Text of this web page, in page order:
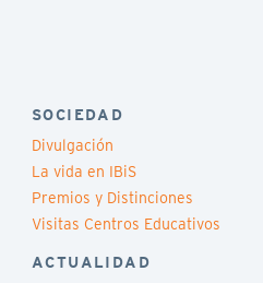
SOCIEDAD
Divulgación
La vida en IBiS
Premios y Distinciones
Visitas Centros Educativos
ACTUALIDAD